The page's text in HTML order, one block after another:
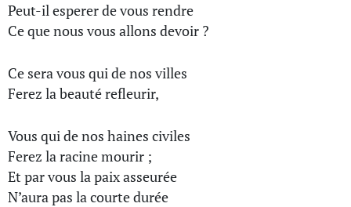
Peut-il esperer de vous rendre
Ce que nous vous allons devoir ?
Ce sera vous qui de nos villes
Ferez la beauté refleurir,
Vous qui de nos haines civiles
Ferez la racine mourir ;
Et par vous la paix asseurée
N’aura pas la courte durée